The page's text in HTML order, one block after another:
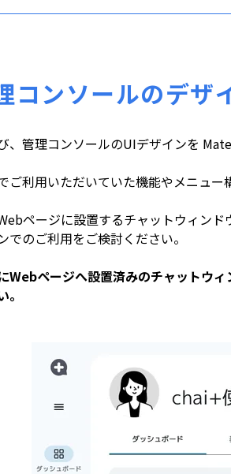
コンソールのデザ
、管理コンソールのUIデザインを
ご利用いただいていた機能やメニュ
ページに設置するチャットウィン
でのご利用をご検討ください。
Webページへ設置済みのチャットウ
。